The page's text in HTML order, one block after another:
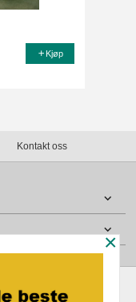
Kjøp
Kontakt oss
×